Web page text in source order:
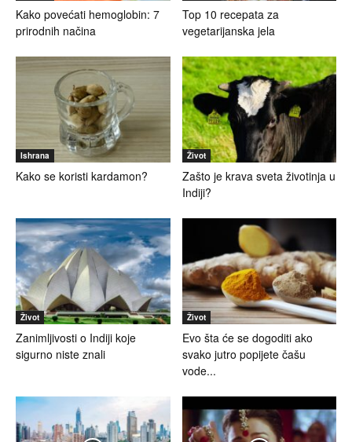
Kako povećati hemoglobin: 7
prirodnih načina
Top 10 recepata za
vegetarijanska jela
Ishrana
Kako se koristi kardamon?
Život
Zašto je krava sveta životinja u
Indiji?
Život
Zanimljivosti o Indiji koje
sigurno niste znali
Život
Evo šta će se dogoditi ako
svako jutro popijete čašu
vode...